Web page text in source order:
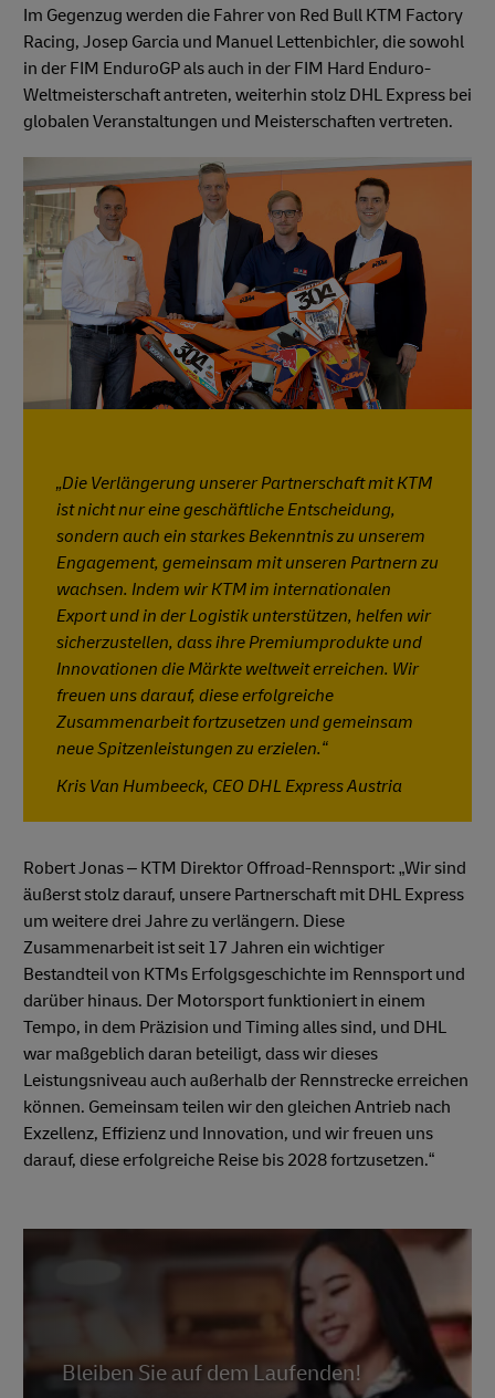
Im Gegenzug werden die Fahrer von Red Bull KTM Factory
Racing, Josep Garcia und Manuel Lettenbichler, die sowohl
in der FIM EnduroGP als auch in der FIM Hard Enduro-
Weltmeisterschaft antreten, weiterhin stolz DHL Express bei
globalen Veranstaltungen und Meisterschaften vertreten.
„Die Verlängerung unserer Partnerschaft mit KTM
ist nicht nur eine geschäftliche Entscheidung,
sondern auch ein starkes Bekenntnis zu unserem
Engagement, gemeinsam mit unseren Partnern zu
wachsen. Indem wir KTM im internationalen
Export und in der Logistik unterstützen, helfen wir
sicherzustellen, dass ihre Premiumprodukte und
Innovationen die Märkte weltweit erreichen. Wir
freuen uns darauf, diese erfolgreiche
Zusammenarbeit fortzusetzen und gemeinsam
neue Spitzenleistungen zu erzielen.“
Kris Van Humbeeck, CEO DHL Express Austria
Robert Jonas – KTM Direktor Offroad-Rennsport: „Wir sind
äußerst stolz darauf, unsere Partnerschaft mit DHL Express
um weitere drei Jahre zu verlängern. Diese
Zusammenarbeit ist seit 17 Jahren ein wichtiger
Bestandteil von KTMs Erfolgsgeschichte im Rennsport und
darüber hinaus. Der Motorsport funktioniert in einem
Tempo, in dem Präzision und Timing alles sind, und DHL
war maßgeblich daran beteiligt, dass wir dieses
Leistungsniveau auch außerhalb der Rennstrecke erreichen
können. Gemeinsam teilen wir den gleichen Antrieb nach
Exzellenz, Effizienz und Innovation, und wir freuen uns
darauf, diese erfolgreiche Reise bis 2028 fortzusetzen.“
Bleiben Sie auf dem Laufenden!